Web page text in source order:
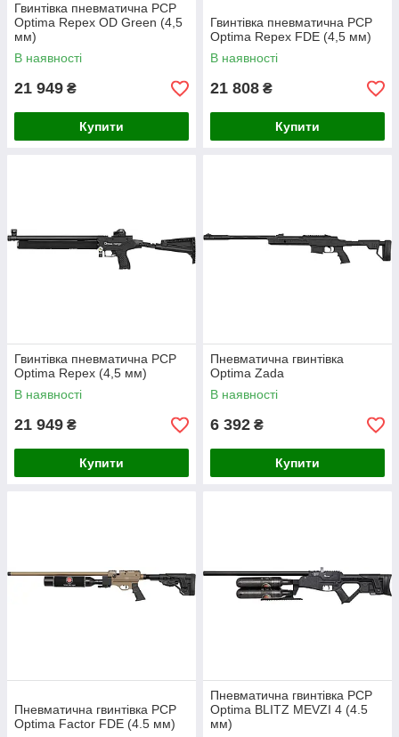
Гвинтівка пневматична PCP
Optima Repex OD Green (4,5
мм)
В наявності
21 949 ₴
Купити
Гвинтівка пневматична PCP
Optima Repex FDE (4,5 мм)
В наявності
21 808 ₴
Купити
Гвинтівка пневматична PCP
Optima Repex (4,5 мм)
В наявності
21 949 ₴
Купити
Пневматична гвинтівка
Optima Zada
В наявності
6 392 ₴
Купити
Пневматична гвинтівка PCP
Optima Factor FDE (4.5 мм)
Пневматична гвинтівка PCP
Optima BLITZ MEVZI 4 (4.5
мм)